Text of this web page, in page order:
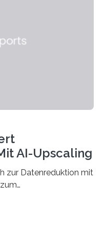
Euro über vier
AI-Upscaling
zur Datenreduktion mit
Agentur für